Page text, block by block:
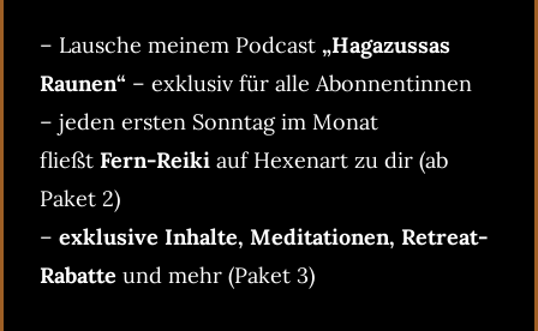
– Lausche meinem Podcast „Hagazussas
Raunen“ – exklusiv für alle Abonnentinnen
– jeden ersten Sonntag im Monat
fließt Fern-Reiki auf Hexenart zu dir (ab
Paket 2)
– exklusive Inhalte, Meditationen, Retreat-
Rabatte und mehr (Paket 3)